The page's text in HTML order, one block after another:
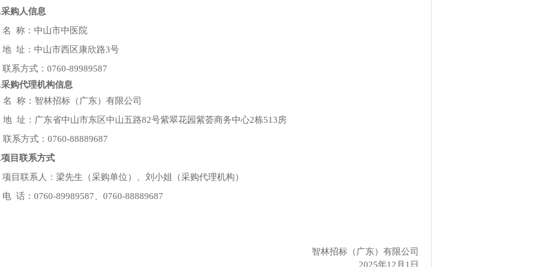
购人信息
名
称：中山市中医院
地 址：中山市西区康欣路3号
联系方式： 0760-89989587
购代理机构信息
名
称：智林招标（广东）有限公司
地 址：广东省中山市东区中山五路82号紫翠花园紫荟商务中心2栋513房
联系方式： 0760-88889687
项目联系方式
项目联系人： 梁先生 （采购单位）、 刘小姐
（采购代理机构）
电 话：0760-89989587、0760-88889687
智林招标（广东）有限公司
2025年1 2 月 1 日